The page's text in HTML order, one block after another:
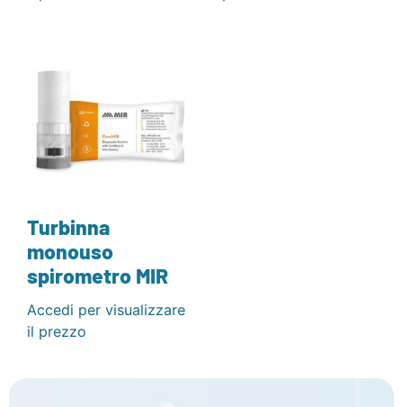
Turbinna
monouso
spirometro MIR
Accedi per visualizzare
il prezzo